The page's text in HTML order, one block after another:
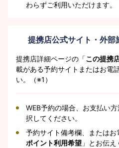
わらずご利用いただけます。
提携店公式サイト・外部
提携店詳細ページの「この提携
載がある予約サイトまたはお電
い。（※1）
WEB予約の場合、お支払い
択してください。
予約サイト備考欄、またはお
ポイント利用希望 」とお伝え